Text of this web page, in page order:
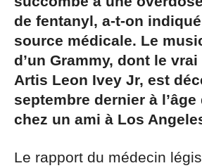
de fentanyl, a-t-on
source médicale. Le
d’un Grammy, dont le
Artis Leon Ivey Jr, est
septembre dernier à l’âge
chez un ami à Los
Le rapport du médecin